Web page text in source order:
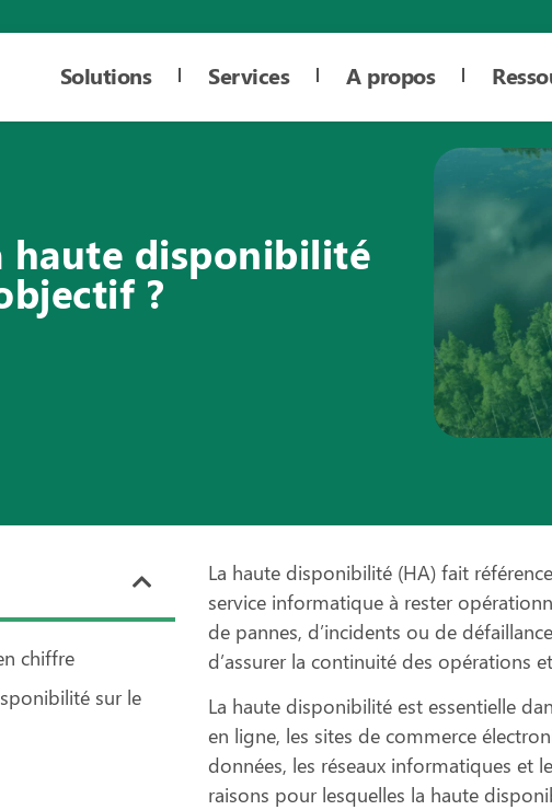
Solutions Services A propos
haute disponibilité
?
chiffre
sur le
La haute disponibilité (HA) fait
service informatique à rester
de pannes, d’incidents ou de
d’assurer la continuité des opérations
La haute disponibilité est essentielle
en ligne, les sites de commerce
données, les réseaux informatiques et
raisons pour lesquelles la haute